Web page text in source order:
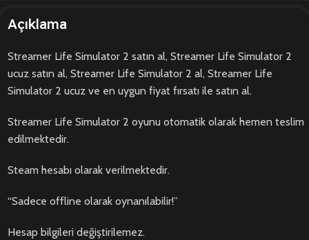
Açıklama
Streamer Life Simulator 2 satın al, Streamer Life Simulator 2
ucuz satın al, Streamer Life Simulator 2 al, Streamer Life
Simulator 2 ucuz ve en uygun fiyat fırsatı ile satın al.
Streamer Life Simulator 2 oyunu otomatik olarak hemen teslim
edilmektedir.
Steam hesabı olarak verilmektedir.
“Sadece offline olarak oynanılabilir!”
Hesap bilgileri değiştirilemez.